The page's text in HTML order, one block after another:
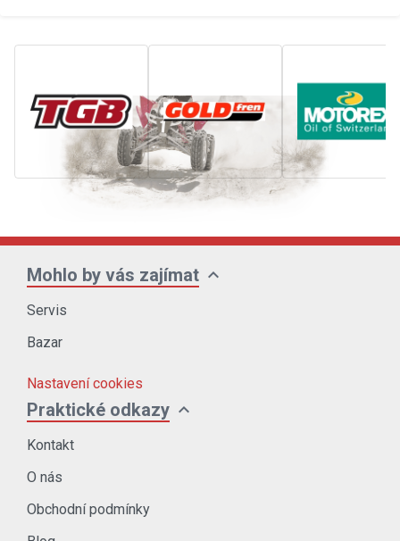
Mohlo by vás zajímat expand_more
Servis
Bazar
Nastavení cookies
Praktické odkazy expand_more
Kontakt
O nás
Obchodní podmínky